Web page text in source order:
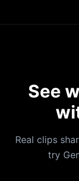
See
Real clips
try